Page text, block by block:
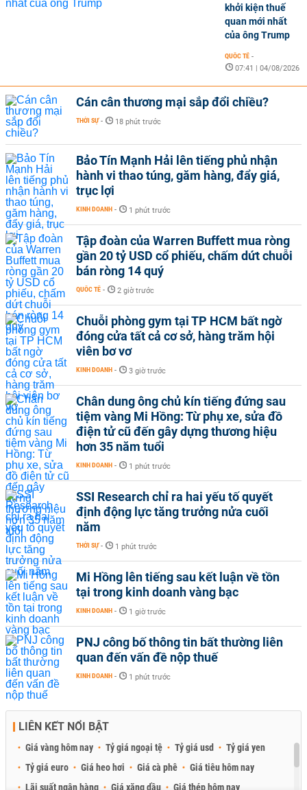
khởi kiện thuế
quan mới nhất
của ông Trump
QUỐC TẾ -
07:41 | 04/08/2026
Cán cân thương mại sắp đổi chiều?
THỜI SỰ - 18 phút trước
Bảo Tín Mạnh Hải lên tiếng phủ nhận
hành vi thao túng, găm hàng, đẩy giá,
trục lợi
KINH DOANH - 1 phút trước
Tập đoàn của Warren Buffett mua ròng
gần 20 tỷ USD cổ phiếu, chấm dứt chuỗi
bán ròng 14 quý
QUỐC TẾ - 2 giờ trước
Chuỗi phòng gym tại TP HCM bất ngờ
đóng cửa tất cả cơ sở, hàng trăm hội
viên bơ vơ
KINH DOANH - 3 giờ trước
Chân dung ông chủ kín tiếng đứng sau
tiệm vàng Mi Hồng: Từ phụ xe, sửa đồ
điện tử cũ đến gây dựng thương hiệu
hơn 35 năm tuổi
KINH DOANH - 1 phút trước
SSI Research chỉ ra hai yếu tố quyết
định động lực tăng trưởng nửa cuối
năm
THỜI SỰ - 1 phút trước
Mi Hồng lên tiếng sau kết luận về tồn
tại trong kinh doanh vàng bạc
KINH DOANH - 1 giờ trước
PNJ công bố thông tin bất thường liên
quan đến vấn đề nộp thuế
KINH DOANH - 1 phút trước
LIÊN KẾT NỔI BẬT
Giá vàng hôm nay Tỷ giá ngoại tệ Tỷ giá usd
Tỷ giá yen
Tỷ giá euro
Giá heo hơi Giá cà phê
Giá tiêu hôm nay
Lãi suất ngân hàng
Giá xăng dầu Giá thép hôm nay